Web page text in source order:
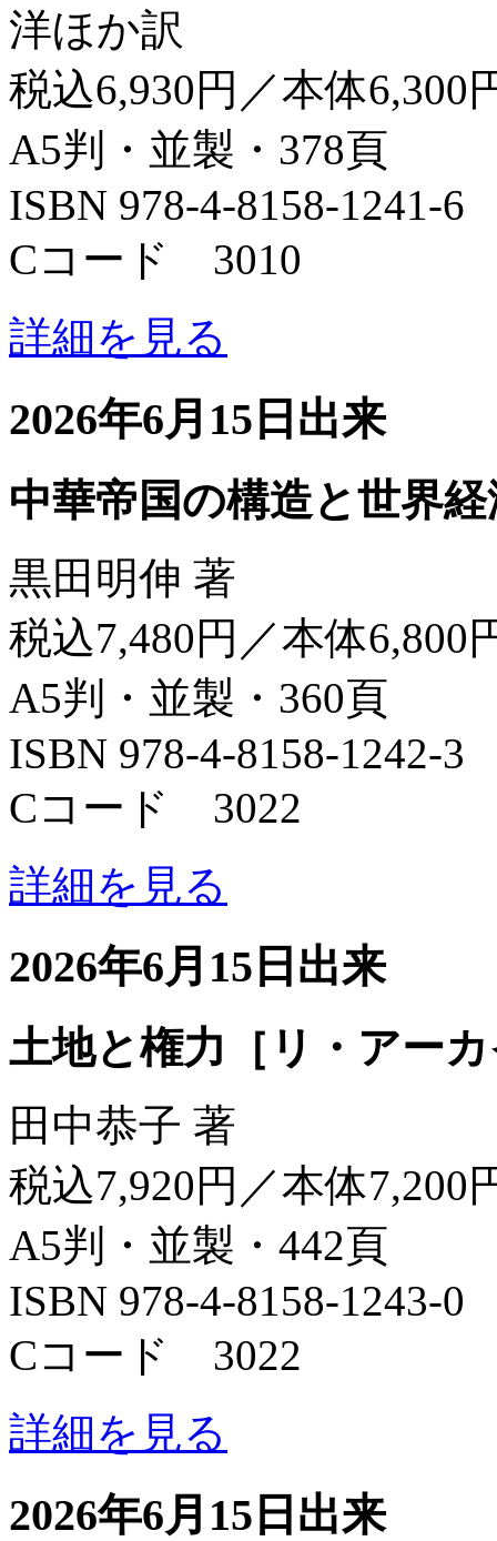
洋ほか訳
税込6,930円／本体6,300
A5判・並製・378頁
ISBN 978-4-8158-1241-6
Cコード 3010
詳細を見る
2026年6月15日出来
中華帝国の構造と世界
黒田明伸 著
税込7,480円／本体6,800
A5判・並製・360頁
ISBN 978-4-8158-1242-3
Cコード 3022
詳細を見る
2026年6月15日出来
土地と権力［リ・アー
田中恭子 著
税込7,920円／本体7,200
A5判・並製・442頁
ISBN 978-4-8158-1243-0
Cコード 3022
詳細を見る
2026年6月15日出来